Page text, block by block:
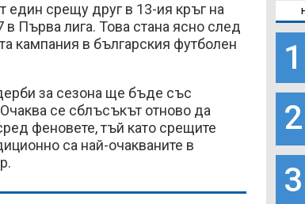
срещу друг в 13-ия кръг на
Първа лига. Това стана ясно след
кампания в българския футболен
за сезона ще бъде със
се сблъсъкът отново да
феновете, тъй като срещите
са най-очакваните в
1
2
3